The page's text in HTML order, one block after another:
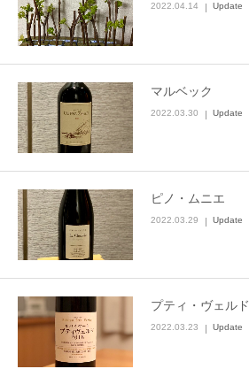
2022.04.14 Update
マルベック
2022.03.30 Update
ピノ・ムニエ
2022.03.29 Update
プティ・ヴェルド
2022.03.23 Update